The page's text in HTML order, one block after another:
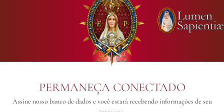
PERMANEÇA CONECTADO
Assine nosso banco de dados e você estará recebendo informações de seu